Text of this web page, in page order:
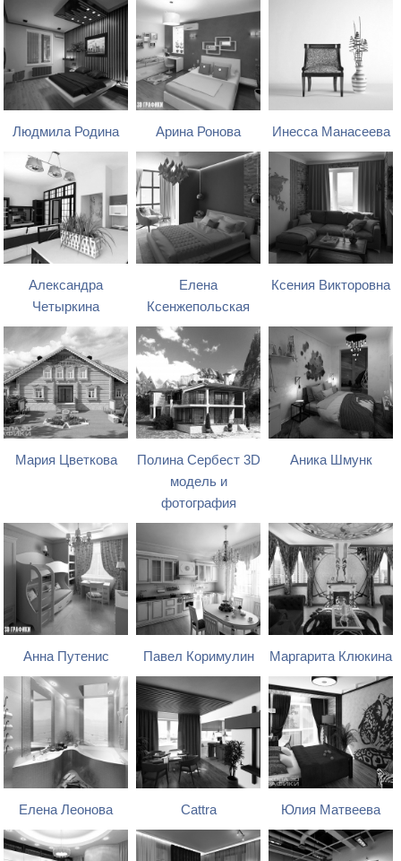
Людмила Родина Арина Ронова Инесса Манасеева
Александра
Четыркина
Елена
Ксенжепольская
Ксения Викторовна
Мария Цветкова
Полина Сербест 3D
модель и
фотография
Аника Шмунк
Анна Путенис Павел Коримулин Маргарита Клюкина
Елена Леонова Cattra Юлия Матвеева